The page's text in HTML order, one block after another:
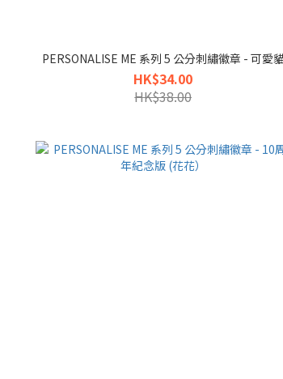
PERSONALISE ME 系列 5 公分刺繡徽章 - 可愛
HK$34.00
HK$38.00